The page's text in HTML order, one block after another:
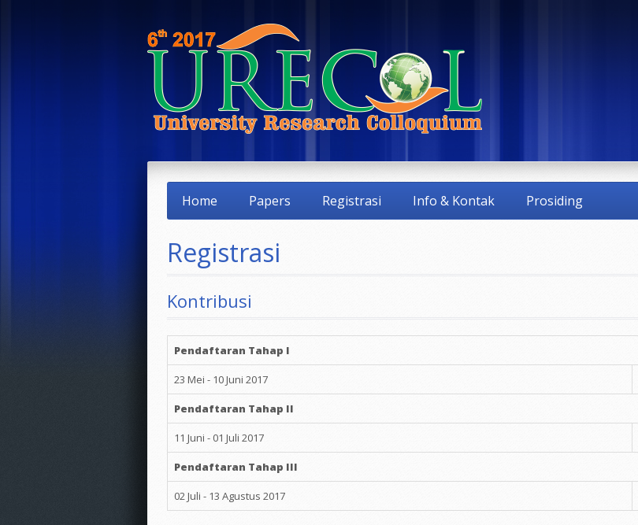
Home Papers Registrasi Info & Kontak Prosiding
Registrasi
Kontribusi
Pendaftaran Tahap I
23 Mei - 10 Juni 2017
Pendaftaran Tahap II
11 Juni - 01 Juli 2017
Pendaftaran Tahap III
02 Juli - 13 Agustus 2017